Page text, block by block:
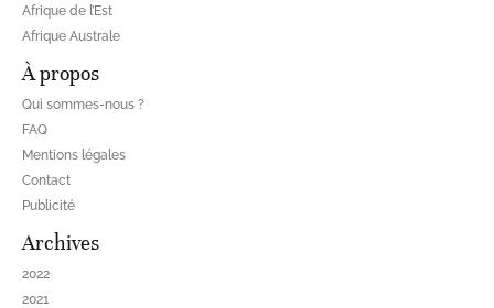
Afrique de l’Est
Afrique Australe
À propos
Qui sommes-nous ?
FAQ
Mentions légales
Contact
Publicité
Archives
2022
2021